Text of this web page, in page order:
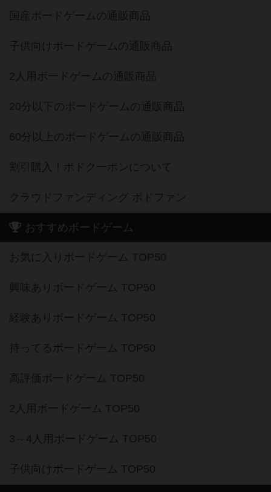
国産ボードゲームの通販商品
子供向けボードゲームの通販商品
2人用ボードゲームの通販商品
20分以下のボードゲームの通販商品
60分以上のボードゲームの通販商品
割引購入！ボドクーポンについて
クラウドファンディング ボドファン
おすすめボードゲーム
お気に入りボードゲーム TOP50
興味ありボードゲーム TOP50
経験ありボードゲーム TOP50
持ってるボードゲーム TOP50
高評価ボードゲーム TOP50
2人用ボードゲーム TOP50
3～4人用ボードゲーム TOP50
子供向けボードゲーム TOP50